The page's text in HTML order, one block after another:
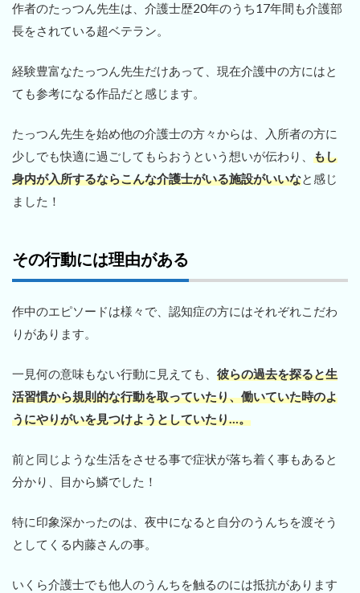
作者のたっつん先生は、介護士歴20年のうち17年間も介護部
長をされている超ベテラン。
経験豊富なたっつん先生だけあって、現在介護中の方にはと
ても参考になる作品だと感じます。
たっつん先生を始め他の介護士の方々からは、入所者の方に
少しでも快適に過ごしてもらおうという想いが伝わり、 もし
身内が入所するならこんな介護士がいる施設がいいなと感じ
ました！
その行動には理由がある
作中のエピソードは様々で、認知症の方にはそれぞれこだわ
りがあります。
一見何の意味もない行動に見えても、 彼らの過去を探ると生
活習慣から規則的な行動を取っていたり、働いていた時のよ
うにやりがいを見つけようとしていたり…。
前と同じような生活をさせる事で症状が落ち着く事もあると
分かり、目から鱗でした！
特に印象深かったのは、夜中になると自分のうんちを渡そう
としてくる内藤さんの事。
いくら介護士でも他人のうんちを触るのには抵抗があります